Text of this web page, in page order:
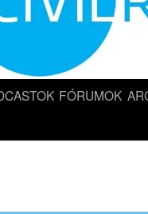
FÓRUMOK